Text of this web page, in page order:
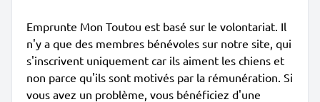
Emprunte Mon Toutou est basé sur le volontariat. Il
n'y a que des membres bénévoles sur notre site, qui
s'inscrivent uniquement car ils aiment les chiens et
non parce qu'ils sont motivés par la rémunération. Si
vous avez un problème, vous bénéficiez d'une